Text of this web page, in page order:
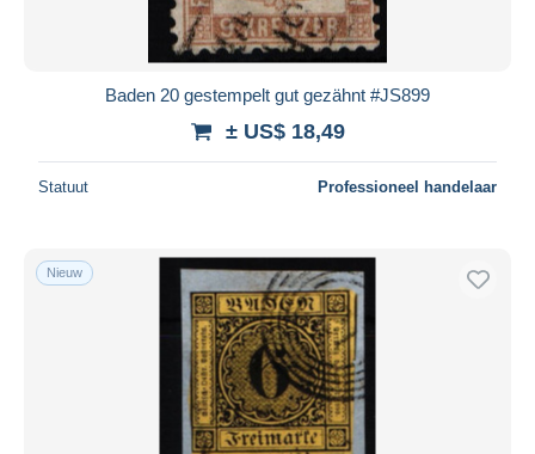
Baden 20 gestempelt gut gezähnt #JS899
± US$ 18,49
Statuut Professioneel handelaar
Nieuw